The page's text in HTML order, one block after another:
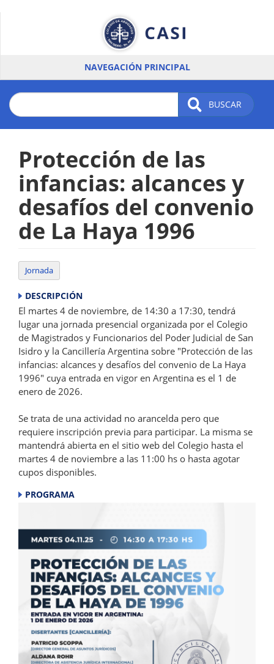
NAVEGACIÓN PRINCIPAL
BUSCAR
Protección de las
infancias: alcances y
desafíos del convenio
de La Haya 1996
Jornada
DESCRIPCIÓN
El martes 4 de noviembre, de 14:30 a 17:30, tendrá
lugar una jornada presencial organizada por el Colegio
de Magistrados y Funcionarios del Poder Judicial de San
Isidro y la Cancillería Argentina sobre "Protección de las
infancias: alcances y desafíos del convenio de La Haya
1996" cuya entrada en vigor en Argentina es el 1 de
enero de 2026.
Se trata de una actividad no arancelda pero que
requiere inscripción previa para participar. La misma se
mantendrá abierta en el sitio web del Colegio hasta el
martes 4 de noviembre a las 11:00 hs o hasta agotar
cupos disponibles.
PROGRAMA